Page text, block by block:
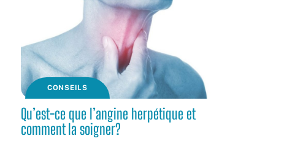
CONSEILS
Qu’est-ce que l’angine herpétique et
comment la soigner?